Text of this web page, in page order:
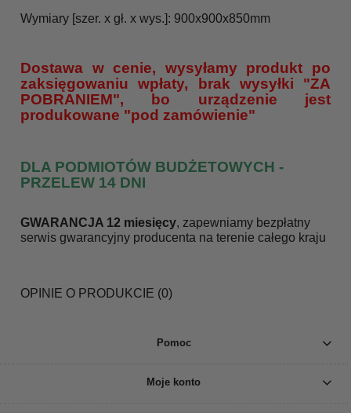
Wymiary [szer. x gł. x wys.]: 900x900x850mm
Dostawa w cenie, wysyłamy produkt po
zaksięgowaniu wpłaty, brak wysyłki "ZA
POBRANIEM", bo urządzenie jest
produkowane "pod zamówienie"
DLA PODMIOTÓW BUDŻETOWYCH -
PRZELEW 14 DNI
GWARANCJA 12 miesięcy, zapewniamy bezpłatny
serwis gwarancyjny producenta na terenie całego kraju
OPINIE O PRODUKCIE (0)
Pomoc
Moje konto